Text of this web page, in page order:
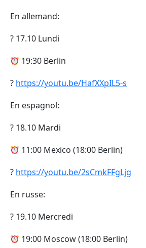
En allemand:
? 17.10 Lundi
19:30 Berlin
? https://youtu.be/HafXXpIL5-s
En espagnol:
? 18.10 Mardi
11:00 Mexico (18:00 Berlin)
? https://youtu.be/2sCmkFFgLjg
En russe:
? 19.10 Mercredi
19:00 Moscow (18:00 Berlin)